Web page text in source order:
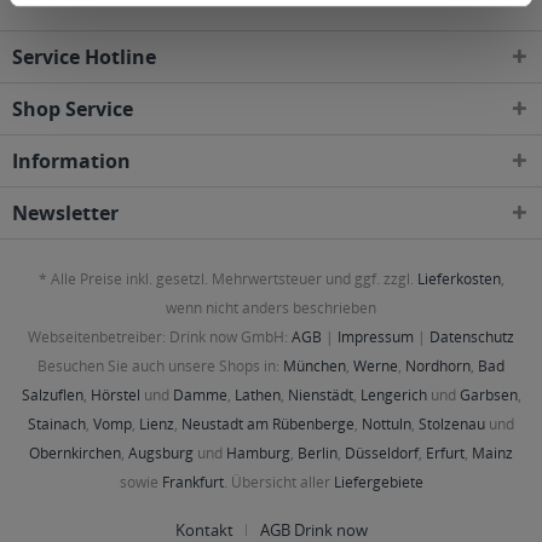
Service Hotline
Shop Service
Information
Newsletter
* Alle Preise inkl. gesetzl. Mehrwertsteuer und ggf. zzgl. Lieferkosten,
wenn nicht anders beschrieben
Webseitenbetreiber: Drink now GmbH: AGB | Impressum | Datenschutz
Besuchen Sie auch unsere Shops in: München, Werne, Nordhorn, Bad
Salzuflen, Hörstel und Damme, Lathen, Nienstädt, Lengerichund Garbsen,
Stainach, Vomp, Lienz, Neustadt am Rübenberge, Nottuln, Stolzenau und
Obernkirchen, Augsburg und Hamburg, Berlin, Düsseldorf, Erfurt, Mainz
sowie Frankfurt. Übersicht aller Liefergebiete
Kontakt AGB Drink now